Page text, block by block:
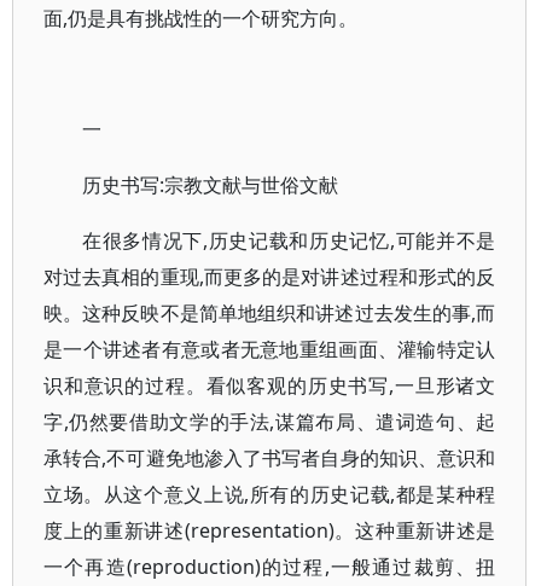
面,仍是具有挑战性的一个研究方向。
一
历史书写:宗教文献与世俗文献
在很多情况下,历史记载和历史记忆,可能并不是
对过去真相的重现,而更多的是对讲述过程和形式的反
映。这种反映不是简单地组织和讲述过去发生的事,而
是一个讲述者有意或者无意地重组画面、灌输特定认
识和意识的过程。看似客观的历史书写,一旦形诸文
字,仍然要借助文学的手法,谋篇布局、遣词造句、起
承转合,不可避免地渗入了书写者自身的知识、意识和
立场。从这个意义上说,所有的历史记载,都是某种程
度上的重新讲述(representation)。这种重新讲述是
一个再造(reproduction)的过程,一般通过裁剪、扭